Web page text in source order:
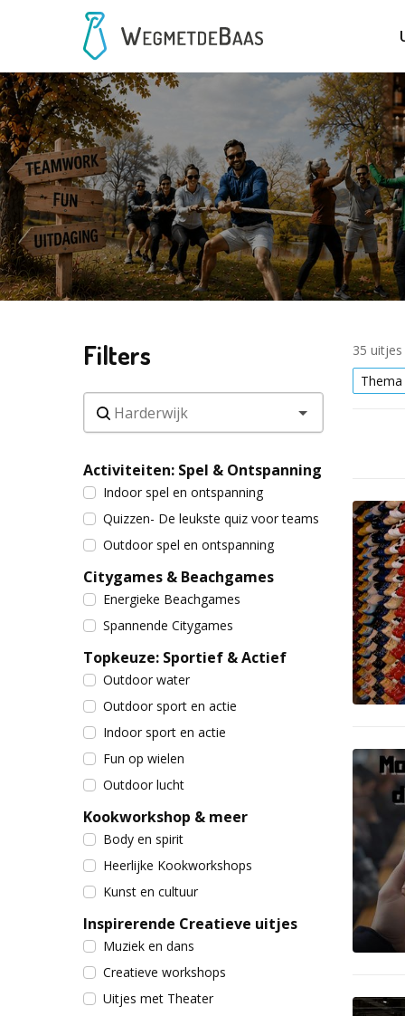
Filters
Activiteiten: Spel & Ontspanning
Indoor spel en ontspanning
Quizzen- De leukste quiz voor teams
Outdoor spel en ontspanning
Citygames & Beachgames
Energieke Beachgames
Spannende Citygames
Topkeuze: Sportief & Actief
Outdoor water
Outdoor sport en actie
Indoor sport en actie
Fun op wielen
Outdoor lucht
Kookworkshop & meer
Body en spirit
Heerlijke Kookworkshops
Kunst en cultuur
Inspirerende Creatieve uitjes
Muziek en dans
Creatieve workshops
Uitjes met Theater
35